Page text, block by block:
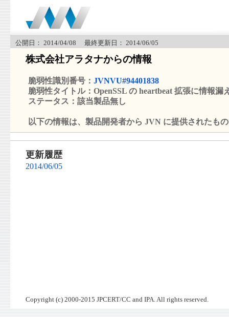
公開日： 2014/04/08 最終更新日： 2014/06/05
株式会社アラタナからの情報
脆弱性識別番号： JVNVU#94401838
脆弱性タイトル：OpenSSL の heartbeat 拡張に情報漏
ステータス：該当製品無し
以下の情報は、製品開発者から JVN に提供されたも
更新履歴
2014/06/05
Copyright (c) 2000-2015 JPCERT/CC and IPA. All rights reserved.